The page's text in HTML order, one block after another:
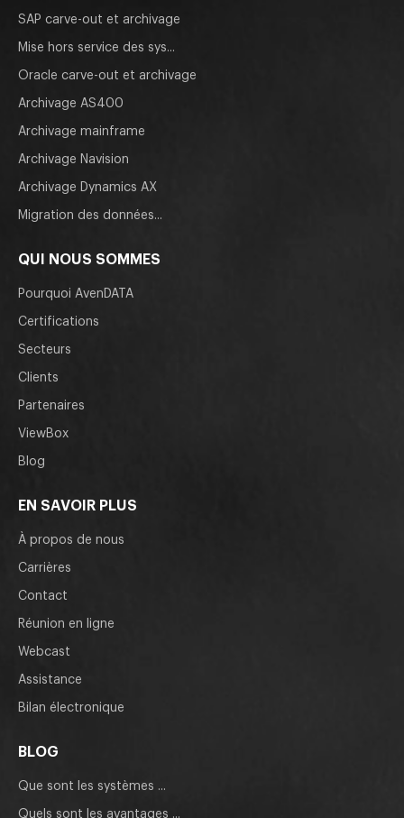
SAP carve-out et archivage
Mise hors service des sys...
Oracle carve-out et archivage
Archivage AS400
Archivage mainframe
Archivage Navision
Archivage Dynamics AX
Migration des données...
QUI NOUS SOMMES
Pourquoi AvenDATA
Certifications
Secteurs
Clients
Partenaires
ViewBox
Blog
EN SAVOIR PLUS
À propos de nous
Carrières
Contact
Réunion en ligne
Webcast
Assistance
Bilan électronique
BLOG
Que sont les systèmes ...
Quels sont les avantages ...